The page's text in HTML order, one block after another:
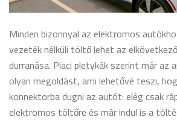
Minden bizonnyal az elektromos
vezeték nélküli töltő lehet az
durranása. Piaci pletykák szerint már az
olyan megoldást, ami lehetővé teszi,
konnektorba dugni az autót: elég csak
elektromos töltőre és már indul is a